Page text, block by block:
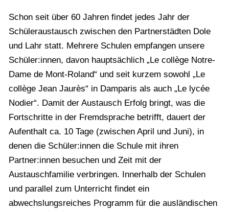
Schon seit über 60 Jahren findet jedes Jahr der
Schüleraustausch zwischen den Partnerstädten Dole
und Lahr statt. Mehrere Schulen empfangen unsere
Schüler:innen, davon hauptsächlich „Le collège Notre-
Dame de Mont-Roland“ und seit kurzem sowohl „Le
collège Jean Jaurès“ in Damparis als auch „Le lycée
Nodier“. Damit der Austausch Erfolg bringt, was die
Fortschritte in der Fremdsprache betrifft, dauert der
Aufenthalt ca. 10 Tage (zwischen April und Juni), in
denen die Schüler:innen die Schule mit ihren
Partner:innen besuchen und Zeit mit der
Austauschfamilie verbringen. Innerhalb der Schulen
und parallel zum Unterricht findet ein
abwechslungsreiches Programm für die ausländischen